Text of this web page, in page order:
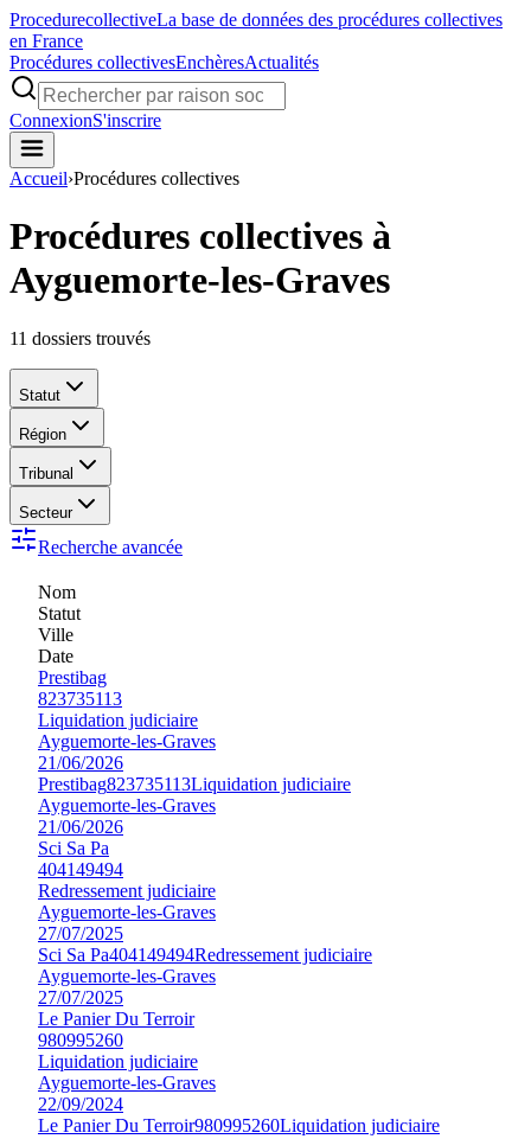
ProcedurecollectiveLa base de données des procédures collectives
en France
Procédures collectivesEnchèresActualités
ConnexionS'inscrire
Accueil›Procédures collectives
Procédures collectives à
Ayguemorte-les-Graves
11 dossiers trouvés
Statut
Région
Tribunal
Secteur
Recherche avancée
Nom
Statut
Ville
Date
Prestibag
823735113
Liquidation judiciaire
Ayguemorte-les-Graves
21/06/2026
Prestibag823735113Liquidation judiciaire
Ayguemorte-les-Graves
21/06/2026
Sci Sa Pa
404149494
Redressement judiciaire
Ayguemorte-les-Graves
27/07/2025
Sci Sa Pa404149494Redressement judiciaire
Ayguemorte-les-Graves
27/07/2025
Le Panier Du Terroir
980995260
Liquidation judiciaire
Ayguemorte-les-Graves
22/09/2024
Le Panier Du Terroir980995260Liquidation judiciaire